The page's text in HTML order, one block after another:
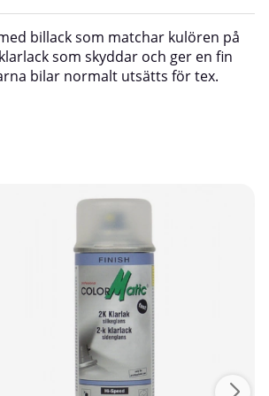
billack som matchar kulören på
som skyddar och ger en fin
bilar normalt utsätts för tex.